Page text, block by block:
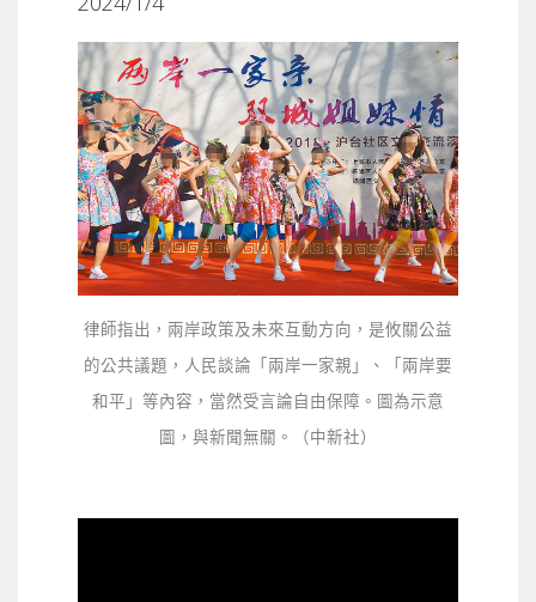
律師指出，兩岸政策及未來互動方向，是攸關公益
的公共議題，人民談論「兩岸一家親」、「兩岸要
和平」等內容，當然受言論自由保障。圖為示意
圖，與新聞無關。（中新社）